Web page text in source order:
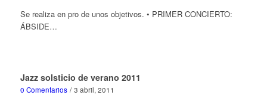
Se realiza en pro de unos objetivos. • PRIMER CONCIERTO:
ÁBSIDE…
Jazz solsticio de verano 2011
0 Comentarios / 3 abril, 2011